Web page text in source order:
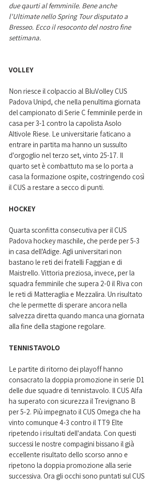
due qaurti al femminile. Bene anche
l'Ultimate nello Spring Tour disputato a
Bresseo. Ecco il resoconto del nostro fine
settimana.
VOLLEY
Non riesce il colpaccio al BluVolley CUS
Padova Unipd, che nella penultima giornata
del campionato di Serie C femminile perde in
casa per 3-1 contro la capolista Asolo
Altivole Riese. Le universitarie faticano a
entrare in partita ma hanno un sussulto
d'orgoglio nel terzo set, vinto 25-17. Il
quarto set è combattuto ma se lo porta a
casa la formazione ospite, costringendo così
il CUS a restare a secco di punti.
HOCKEY
Quarta sconfitta consecutiva per il CUS
Padova hockey maschile, che perde per 5-3
in casa dell'Adige. Agli universitari non
bastano le reti dei fratelli Faggian e di
Maistrello. Vittoria preziosa, invece, per la
squadra femminile che supera 2-0 il Riva con
le reti di Matteraglia e Mezzalira. Un risultato
che le permette di sperare ancora nella
salvezza diretta quando manca una giornata
alla fine della stagione regolare.
TENNISTAVOLO
Le partite di ritorno dei playoff hanno
consacrato la doppia promozione in serie D1
delle due squadre di tennistavolo. Il CUS Alfa
ha superato con sicurezza il Trevignano B
per 5-2. Più impegnato il CUS Omega che ha
vinto comunque 4-3 contro il TT9 Elte
ripetendo i risultati dell'andata. Con questi
successi le nostre compagini bissano il già
eccellente risultato dello scorso anno e
ripetono la doppia promozione alla serie
successiva. Ora gli occhi sono puntati sul CUS